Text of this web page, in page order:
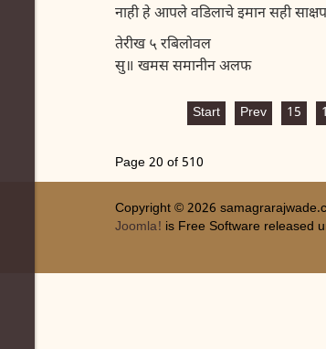
नाही हे आपले वडिलाचे इमान सही
तेरीख ५ रबिलोवल
सु॥ खमस समानीन अलफ
Start Prev 15
Page 20 of 510
Copyright © 2026
Joomla! is Free Software released